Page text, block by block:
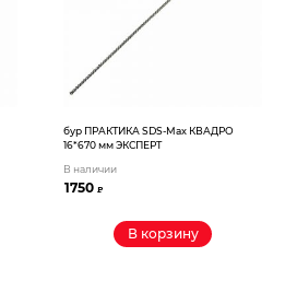
бур ПРАКТИКА SDS-Max КВАДРО
16*670 мм ЭКСПЕРТ
В наличии
1750₽
В корзину